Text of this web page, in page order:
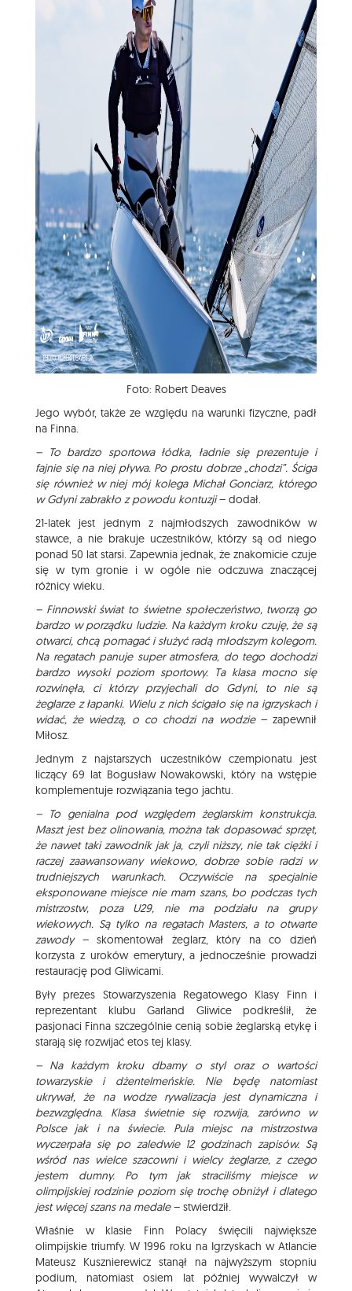
Foto: Robert Deaves
Jego wybór, także ze względu na warunki fizyczne, padł
na Finna.
– To bardzo sportowa łódka, ładnie się prezentuje i
fajnie się na niej pływa. Po prostu dobrze „chodzi”. Ściga
się również w niej mój kolega Michał Gonciarz, którego
w Gdyni zabrakło z powodu kontuzji– dodał.
21-latek jest jednym z najmłodszych zawodników w
stawce, a nie brakuje uczestników, którzy są od niego
ponad 50 lat starsi. Zapewnia jednak, że znakomicie czuje
się w tym gronie i w ogóle nie odczuwa znaczącej
różnicy wieku.
– Finnowski świat to świetne społeczeństwo, tworzą go
bardzo w porządku ludzie. Na każdym kroku czuję, że są
otwarci, chcą pomagać i służyć radą młodszym kolegom.
Na regatach panuje super atmosfera, do tego dochodzi
bardzo wysoki poziom sportowy. Ta klasa mocno się
rozwinęła, ci którzy przyjechali do Gdyni, to nie są
żeglarze z łapanki. Wielu z nich ścigało się na igrzyskach i
widać, że wiedzą, o co chodzi na wodzie – zapewnił
Miłosz.
Jednym z najstarszych uczestników czempionatu jest
liczący 69 lat Bogusław Nowakowski, który na wstępie
komplementuje rozwiązania tego jachtu.
– To genialna pod względem żeglarskim konstrukcja.
Maszt jest bez olinowania, można tak dopasować sprzęt,
że nawet taki zawodnik jak ja, czyli niższy, nie tak ciężki i
raczej zaawansowany wiekowo, dobrze sobie radzi w
trudniejszych warunkach. Oczywiście na specjalnie
eksponowane miejsce nie mam szans, bo podczas tych
mistrzostw, poza U29, nie ma podziału na grupy
wiekowych. Są tylko na regatach Masters, a to otwarte
zawody – skomentował żeglarz, który na co dzień
korzysta z uroków emerytury, a jednocześnie prowadzi
restaurację pod Gliwicami.
Były prezes Stowarzyszenia Regatowego Klasy Finn i
reprezentant klubu Garland Gliwice podkreślił, że
pasjonaci Finna szczególnie cenią sobie żeglarską etykę i
starają się rozwijać etos tej klasy.
– Na każdym kroku dbamy o styl oraz o wartości
towarzyskie i dżentelmeńskie. Nie będę natomiast
ukrywał, że na wodze rywalizacja jest dynamiczna i
bezwzględna. Klasa świetnie się rozwija, zarówno w
Polsce jak i na świecie. Pula miejsc na mistrzostwa
wyczerpała się po zaledwie 12 godzinach zapisów. Są
wśród nas wielce szacowni i wielcy żeglarze, z czego
jestem dumny. Po tym jak straciliśmy miejsce w
olimpijskiej rodzinie poziom się trochę obniżył i dlatego
jest więcej szans na medale– stwierdził.
Właśnie w klasie Finn Polacy święcili największe
olimpijskie triumfy. W 1996 roku na Igrzyskach w Atlancie
Mateusz Kusznierewicz stanął na najwyższym stopniu
podium, natomiast osiem lat później wywalczył w